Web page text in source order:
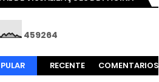
459264
RECENTE COMENTARIOS